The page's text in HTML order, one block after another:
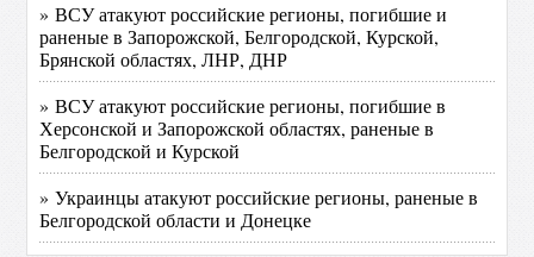
» ВСУ атакуют российские регионы, погибшие и
раненые в Запорожской, Белгородской, Курской,
Брянской областях, ЛНР, ДНР
» ВСУ атакуют российские регионы, погибшие в
Херсонской и Запорожской областях, раненые в
Белгородской и Курской
» Украинцы атакуют российские регионы, раненые в
Белгородской области и Донецке